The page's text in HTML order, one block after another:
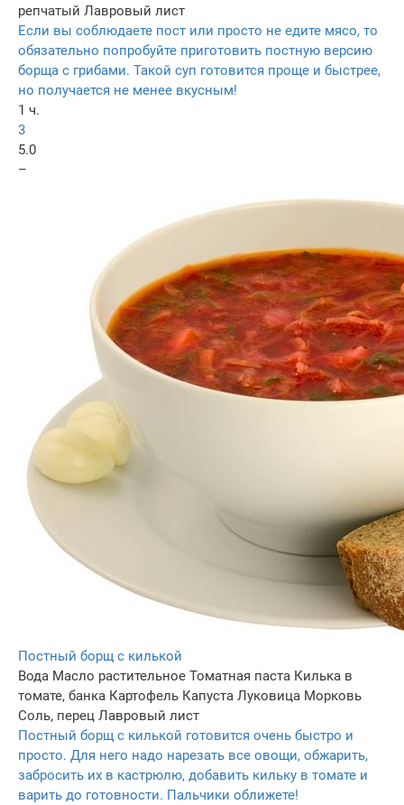
репчатый Лавровый лист
Если вы соблюдаете пост или просто не едите мясо, то
обязательно попробуйте приготовить постную версию
борща с грибами. Такой суп готовится проще и быстрее,
но получается не менее вкусным!
1 ч.
3
5.0
–
Постный борщ с килькой
Вода Масло растительное Томатная паста Килька в
томате, банка Картофель Капуста Луковица Морковь
Соль, перец Лавровый лист
Постный борщ с килькой готовится очень быстро и
просто. Для него надо нарезать все овощи, обжарить,
забросить их в кастрюлю, добавить кильку в томате и
варить до готовности. Пальчики оближете!